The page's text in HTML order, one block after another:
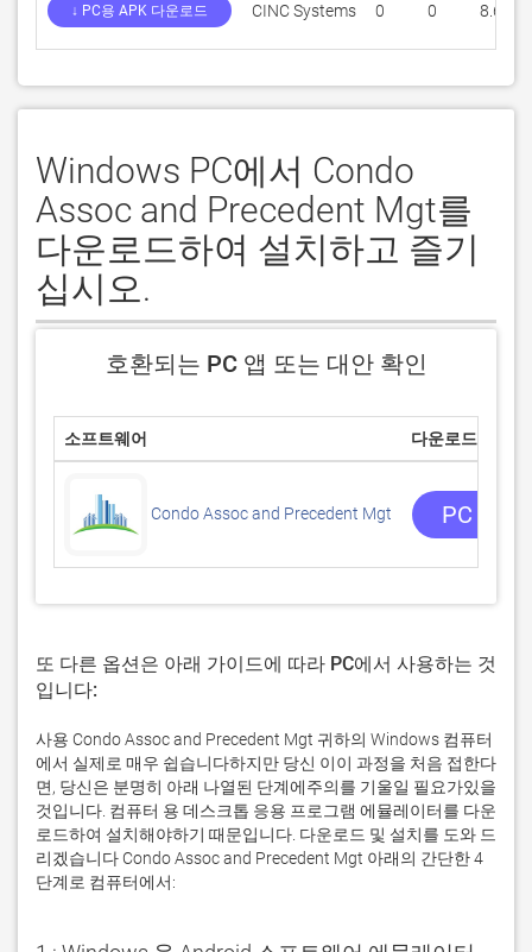
↓ PC용 APK 다운로드 CINC Systems 0 0 8.6.1
Windows PC에서 Condo
Assoc and Precedent Mgt를
다운로드하여 설치하고 즐기
십시오.
호환되는 PC 앱 또는 대안 확인
소프트웨어 다운로드
Condo Assoc and Precedent Mgt PC 앱
또 다른 옵션은 아래 가이드에 따라 PC에서 사용하는 것
입니다:
사용 Condo Assoc and Precedent Mgt 귀하의 Windows 컴퓨터
에서 실제로 매우 쉽습니다하지만 당신 이이 과정을 처음 접한다
면, 당신은 분명히 아래 나열된 단계에주의를 기울일 필요가있을
것입니다. 컴퓨터 용 데스크톱 응용 프로그램 에뮬레이터를 다운
로드하여 설치해야하기 때문입니다. 다운로드 및 설치를 도와 드
리겠습니다 Condo Assoc and Precedent Mgt 아래의 간단한 4
단계로 컴퓨터에서: